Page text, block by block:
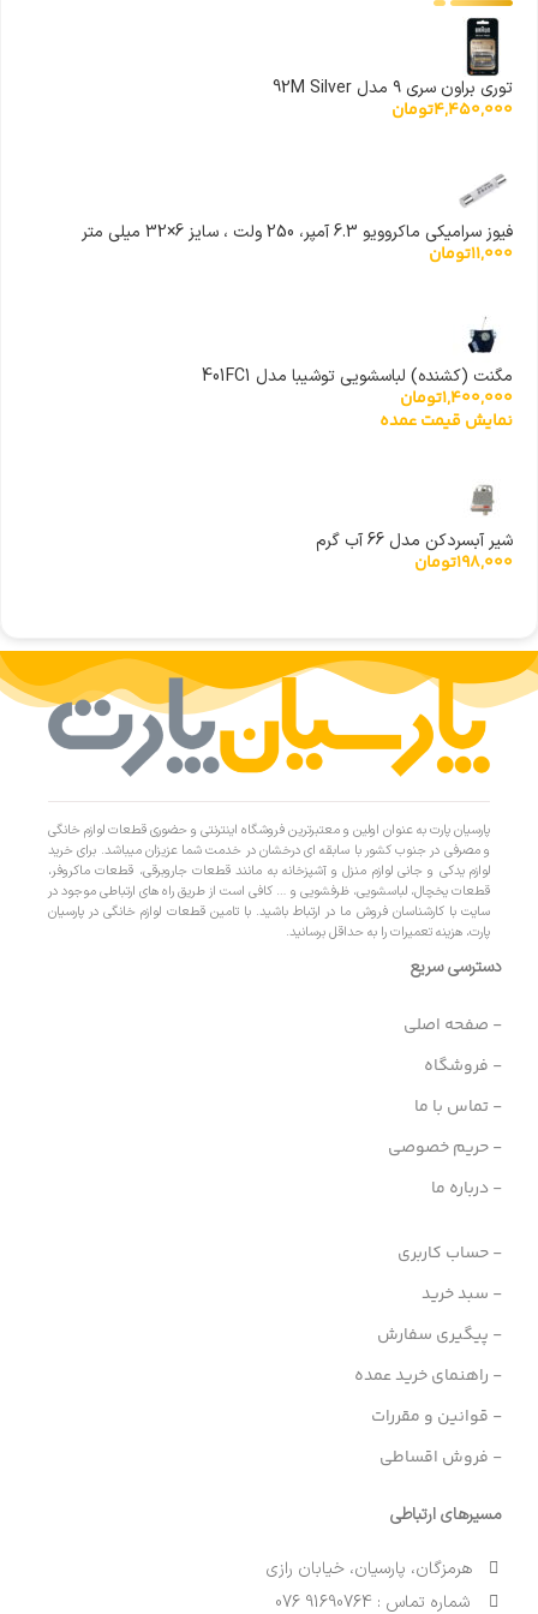
توری براون سری ۹ مدل 92M Silver
4,450,000تومان
فیوز سرامیکی ماکروویو 6.3 آمپر، 250 ولت ، سایز 6×32 میلی متر
11,000تومان
مگنت (کشنده) لباسشویی توشیبا مدل 401FC1
1,400,000تومان
نمایش قیمت عمده
شیر آبسردکن مدل 66 آب گرم
198,000تومان
پارسیان پارت به عنوان اولین و معتبرترین فروشگاه اینترنتی و حضوری قطعات لوازم خانگی
و مصرفی در جنوب کشور با سابقه ای درخشان در خدمت شما عزیزان میباشد. برای خرید
لوازم یدکی و جانی لوازم منزل و آشپزخانه به مانند قطعات جاروبرقی، قطعات ماکروفر،
قطعات یخچال، لباسشویی، ظرفشویی و … کافی است از طریق راه های ارتباطی موجود در
سایت با کارشناسان فروش ما در ارتباط باشید. با تامین قطعات لوازم خانگی در پارسیان
پارت، هزینه تعمیرات را به حداقل برسانید.
دسترسی سریع
- صفحه اصلی
- فروشگاه
- تماس با ما
- حریم خصوصی
- درباره ما
- حساب کاربری
- سبد خرید
- پیگیری سفارش
- راهنمای خرید عمده
- قوانین و مقررات
- فروش اقساطی
مسیرهای ارتباطی
هرمزگان، پارسیان، خیابان رازی
شماره تماس : 91690764 076